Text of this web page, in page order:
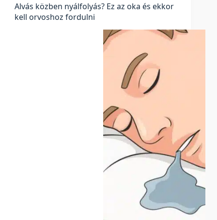
Alvás közben nyálfolyás? Ez az oka és ekkor
kell orvoshoz fordulni